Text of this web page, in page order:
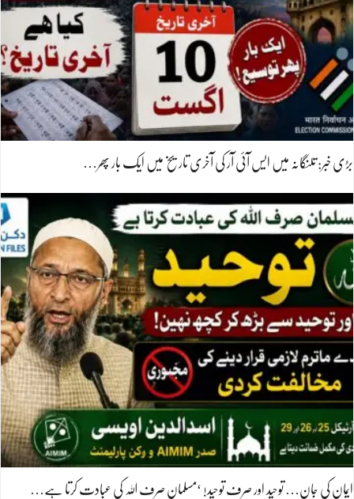
بڑی خبر: تلنگانہ میں ایس آئی آر کی آخری تاریخ میں ایک بار پھر…
ایمان کی جان… توحید اور صرف توحید! ‘مسلمان صرف اللہ کی عبادت کرتا ہے…